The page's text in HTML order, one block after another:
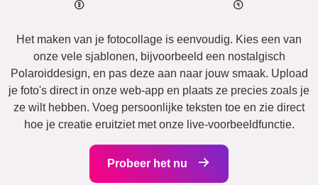
Het maken van je fotocollage is eenvoudig. Kies een van
onze vele sjablonen, bijvoorbeeld een nostalgisch
Polaroiddesign, en pas deze aan naar jouw smaak. Upload
je foto's direct in onze web-app en plaats ze precies zoals je
ze wilt hebben. Voeg persoonlijke teksten toe en zie direct
hoe je creatie eruitziet met onze live-voorbeeldfunctie.
Probeer het nu